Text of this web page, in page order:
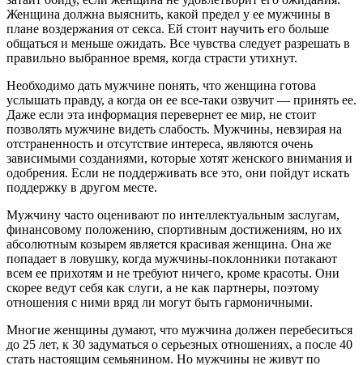
Женщина должна выяснить, какой предел у ее мужчины в
плане воздержания от секса. Ей стоит научить его больше
общаться и меньше ожидать. Все чувства следует разрешать в
правильно выбранное время, когда страсти утихнут.
Необходимо дать мужчине понять, что женщина готова
услышать правду, а когда он ее все-таки озвучит — принять ее.
Даже если эта информация перевернет ее мир, не стоит
позволять мужчине видеть слабость. Мужчины, невзирая на
отстраненность и отсутствие интереса, являются очень
зависимыми созданиями, которые хотят женского внимания и
одобрения. Если не поддерживать все это, они пойдут искать
поддержку в другом месте.
Мужчину часто оценивают по интеллектуальным заслугам,
финансовому положению, спортивным достижениям, но их
абсолютным козырем является красивая женщина. Она же
попадает в ловушку, когда мужчины-поклонники потакают
всем ее прихотям и не требуют ничего, кроме красоты. Они
скорее ведут себя как слуги, а не как партнеры, поэтому
отношения с ними вряд ли могут быть гармоничными.
Многие женщины думают, что мужчина должен перебеситься
до 25 лет, к 30 задуматься о серьезных отношениях, а после 40
стать настоящим семьянином. Но мужчины не живут по